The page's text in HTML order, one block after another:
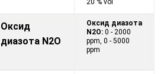
Оксид
диазота N2O
Оксид диазота
N2O: 0 - 2000
ppm, 0 - 5000
ppm